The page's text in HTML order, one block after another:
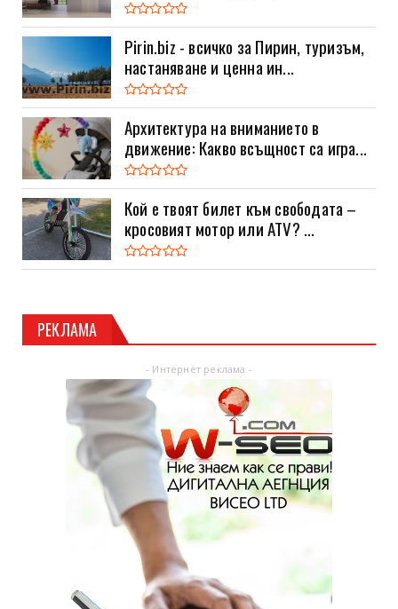
Pirin.biz - всичко за Пирин, туризъм,
настаняване и ценна ин...
Архитектура на вниманието в
движение: Какво всъщност са игра...
Кой е твоят билет към свободата –
кросовият мотор или ATV? ...
РЕКЛАМА
- Интернет реклама -